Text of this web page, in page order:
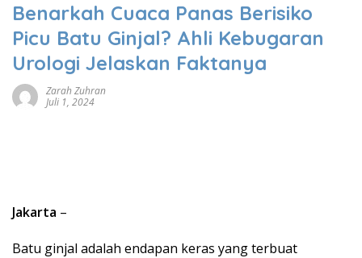
Benarkah Cuaca Panas Berisiko
Picu Batu Ginjal? Ahli Kebugaran
Urologi Jelaskan Faktanya
Zarah Zuhran
Juli 1, 2024
Jakarta –
Batu ginjal adalah endapan keras yang terbuat